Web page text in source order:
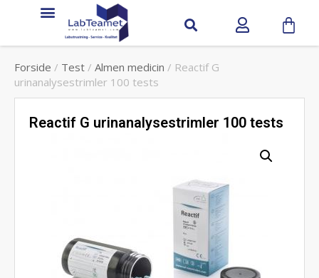
Forside / Test / Almen medicin / Reactif G
urinanalysestrimler 100 tests
Reactif G urinanalysestrimler 100 tests